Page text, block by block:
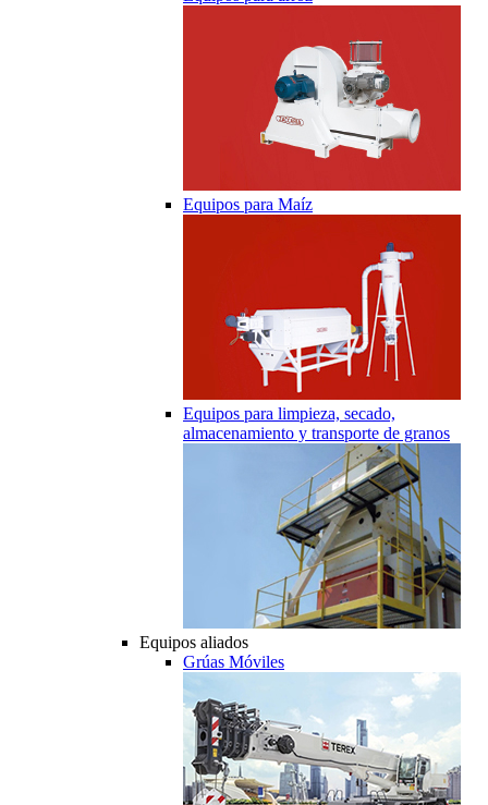
Equipos para Maíz
Equipos para limpieza, secado,
almacenamiento y transporte de granos
Equipos aliados
Grúas Móviles